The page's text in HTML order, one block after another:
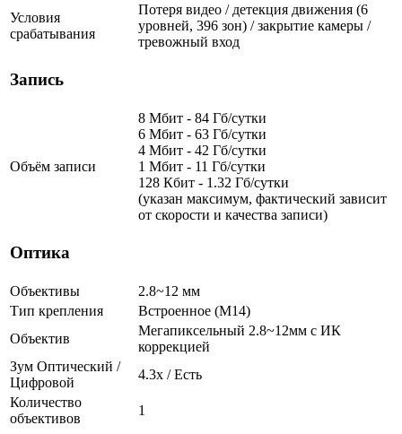
Условия
срабатывания
Потеря видео / детекция движения (6
уровней, 396 зон) / закрытие камеры /
тревожный вход
Запись
Объём записи
8 Мбит - 84 Гб/сутки
6 Мбит - 63 Гб/сутки
4 Мбит - 42 Гб/сутки
1 Мбит - 11 Гб/сутки
128 Кбит - 1.32 Гб/сутки
(указан максимум, фактический зависит
от скорости и качества записи)
Оптика
Объективы
2.8~12 мм
Тип крепления
Встроенное (М14)
Объектив
Мегапиксельный 2.8~12мм с ИК
коррекцией
Зум Оптический /
Цифровой
4.3х / Есть
Количество
объективов
1